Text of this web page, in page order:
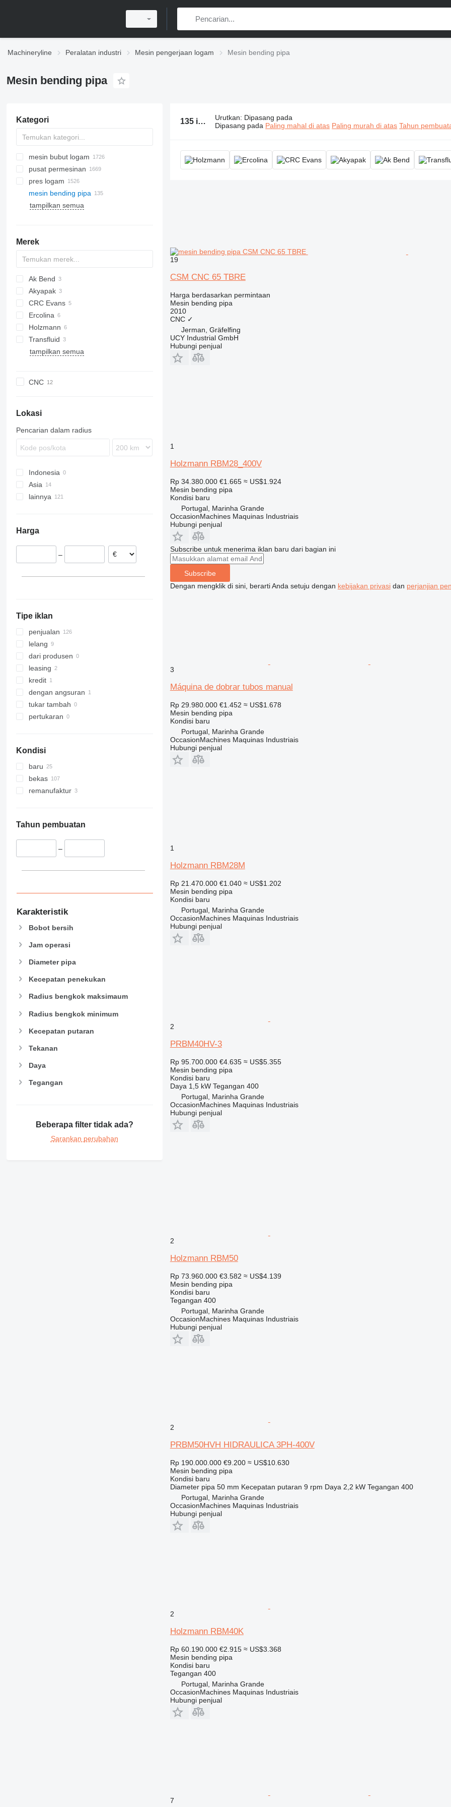
Machineryline Peralatan industri Mesin pengerjaan logam Mesin bending pipa
Mesin bending pipa
Kategori
mesin bubut logam
pusat permesinan
pres logam
rem tekan
mesin pres hidraulik
stamping press
mesin press engkol
crimper sudut
laboratory press
mesin press logam lainnya
mesin gerinda permukaan
mesin gerinda silinder
mesin penggiling jig
mesin gerinda roda gigi
mesin penghalus
mesin potong laser
mesin potong plasma
mesin potong lembaran logam
mesin pemotong laser tabung
mesin potong abrasif
mesin bending pipa
tampilkan semua
Merek
Ak Bend
Akyapak
CRC Evans
CK
Ercolina
Holzmann
Transfluid
tampilkan semua
CNC
Lokasi
Pencarian dalam radius
Indonesia
Asia
Uni Emirat Arab
lainnya
Belanda
Slowakia
Harga
–
Tipe iklan
penjualan
lelang
dari produsen
leasing
kredit
dengan angsuran
tukar tambah
pertukaran
Kondisi
baru
bekas
remanufaktur
Tahun pembuatan
–
Karakteristik
Bobot bersih
Jam operasi
Diameter pipa
Kecepatan penekukan
Radius bengkok maksimaum
Radius bengkok minimum
Kecepatan putaran
Tekanan
Daya
Tegangan
Beberapa filter tidak ada?
Sarankan perubahan
135 iklan: Mesin bending pipa, mesin pembengkok pipa, mesin
Urutkan: Dipasang pada
Dipasang pada Paling mahal di atas Paling murah di atas Tahun
19
CSM CNC 65 TBRE
Harga berdasarkan permintaan
Mesin bending pipa
2010
CNC ✓
Jerman, Gräfelfing
UCY Industrial GmbH
Hubungi penjual
1
Holzmann RBM28_400V
Rp 34.380.000 €1.665 ≈ US$1.924
Mesin bending pipa
Kondisibaru
Portugal, Marinha Grande
OccasionMachines Maquinas Industriais
Hubungi penjual
Subscribe untuk menerima iklan baru dari bagian ini
Subscribe
Dengan mengklik di sini, berarti Anda setuju dengan kebijakan privasidan perjanjian
3
Máquina de dobrar tubos manual
Rp 29.980.000 €1.452 ≈ US$1.678
Mesin bending pipa
Kondisibaru
Portugal, Marinha Grande
OccasionMachines Maquinas Industriais
Hubungi penjual
1
Holzmann RBM28M
Rp 21.470.000 €1.040 ≈ US$1.202
Mesin bending pipa
Kondisibaru
Portugal, Marinha Grande
OccasionMachines Maquinas Industriais
Hubungi penjual
2
PRBM40HV-3
Rp 95.700.000 €4.635 ≈ US$5.355
Mesin bending pipa
Kondisibaru
Daya 1,5 kW Tegangan 400
Portugal, Marinha Grande
OccasionMachines Maquinas Industriais
Hubungi penjual
2
Holzmann RBM50
Rp 73.960.000 €3.582 ≈ US$4.139
Mesin bending pipa
Kondisibaru
Tegangan 400
Portugal, Marinha Grande
OccasionMachines Maquinas Industriais
Hubungi penjual
2
PRBM50HVH HIDRAULICA 3PH-400V
Rp 190.000.000 €9.200 ≈ US$10.630
Mesin bending pipa
Kondisibaru
Diameter pipa 50 mm Kecepatan putaran 9 rpm Daya 2,2 kW Tegangan 400
Portugal, Marinha Grande
OccasionMachines Maquinas Industriais
Hubungi penjual
2
Holzmann RBM40K
Rp 60.190.000 €2.915 ≈ US$3.368
Mesin bending pipa
Kondisibaru
Tegangan 400
Portugal, Marinha Grande
OccasionMachines Maquinas Industriais
Hubungi penjual
7